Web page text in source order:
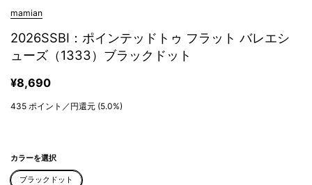
mamian
2026SSBI：ポインテッドトゥ フラット バレエシ
ューズ（1333）ブラックドット
¥8,690
435 ポイント／円還元 (5.0%)
カラーを選択
ブラックドット